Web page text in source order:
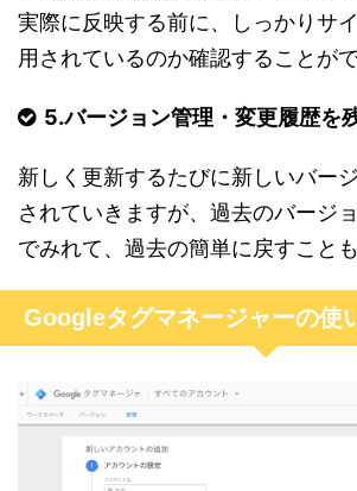
実際に反映する前に、しっかりサ
用されているのか確認することがで
5.バージョン管理・変更履歴を
新しく更新するたびに新しいバー
されていきますが、過去のバージ
でみれて、過去の簡単に戻すことも
Googleタグマネージャーの使